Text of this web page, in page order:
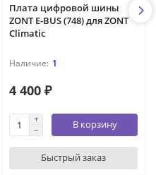
Плата цифровой шины
ZONT E-BUS (748) для ZONT
Climatic
1
4 400 ₽
В корзину
Быстрый заказ